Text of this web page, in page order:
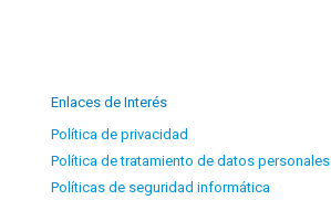
Enlaces de Interés
Política de privacidad
Política de tratamiento de datos personales
Políticas de seguridad informática